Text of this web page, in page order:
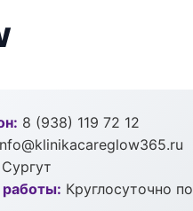
8 (938) 119 72 12
Сургут
Круглосуточно по